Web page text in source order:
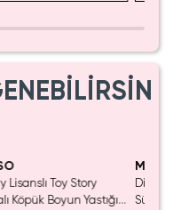
Lisanslı Toy Story
Köpük Boyun Yastığı